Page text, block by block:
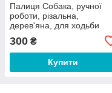
Палиця Собака, ручної
роботи, різальна,
дерев'яна, для ходьби
300 ₴
Купити